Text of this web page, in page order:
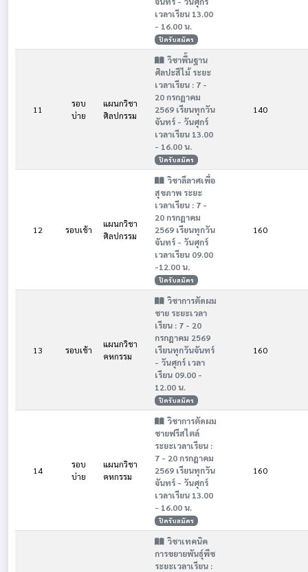
เวลาเรียน 13.00
- 16.00 น.
ปิดรับสมัคร
11
รอบ
บ่าย
แผนกวิชา
ศิลปกรรม
วิชาพื้นฐาน
ศิลปะสีไม้ ระยะ
เวลาเรียน : 7 -
20 กรกฎาคม
2569 เรียนทุกวัน
จันทร์ - วันศุกร์
เวลาเรียน 13.00
- 16.00 น.
ปิดรับสมัคร
140
12 รอบเช้า
แผนกวิชา
ศิลปกรรม
วิชาลีลาศเพื่อ
สุขภาพ ระยะ
เวลาเรียน : 7 -
20 กรกฎาคม
2569 เรียนทุกวัน
จันทร์ - วันศุกร์
เวลาเรียน 09.00
-12.00 น.
ปิดรับสมัคร
160
13 รอบเช้า
แผนกวิชา
คหกรรม
วิชาการตัดผม
ชาย ระยะเวลา
เรียน : 7 - 20
กรกฎาคม 2569
เรียนทุกวันจันทร์
- วันศุกร์ เวลา
เรียน 09.00 -
12.00 น.
ปิดรับสมัคร
160
14
รอบ
บ่าย
แผนกวิชา
คหกรรม
วิชาการตัดผม
ชายฟรีสไตล์
ระยะเวลาเรียน :
7 - 20 กรกฎาคม
2569 เรียนทุกวัน
จันทร์ - วันศุกร์
เวลาเรียน 13.00
- 16.00 น.
ปิดรับสมัคร
160
วิชาเทคนิค
การขยายพันธ์ุพืช
ระยะเวลาเรียน :